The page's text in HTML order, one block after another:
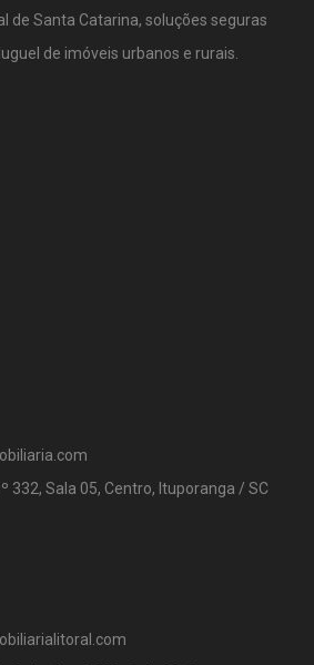
de Santa Catarina, soluções seguras
de imóveis urbanos e rurais.
332, Sala 05, Centro, Ituporanga / SC